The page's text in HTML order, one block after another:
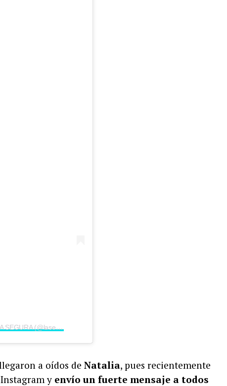
Una publicación compartida por LA SEGURA (@lasegura_)
a oídos de Natalia, pues recientemente
y envío un fuerte mensaje a todos